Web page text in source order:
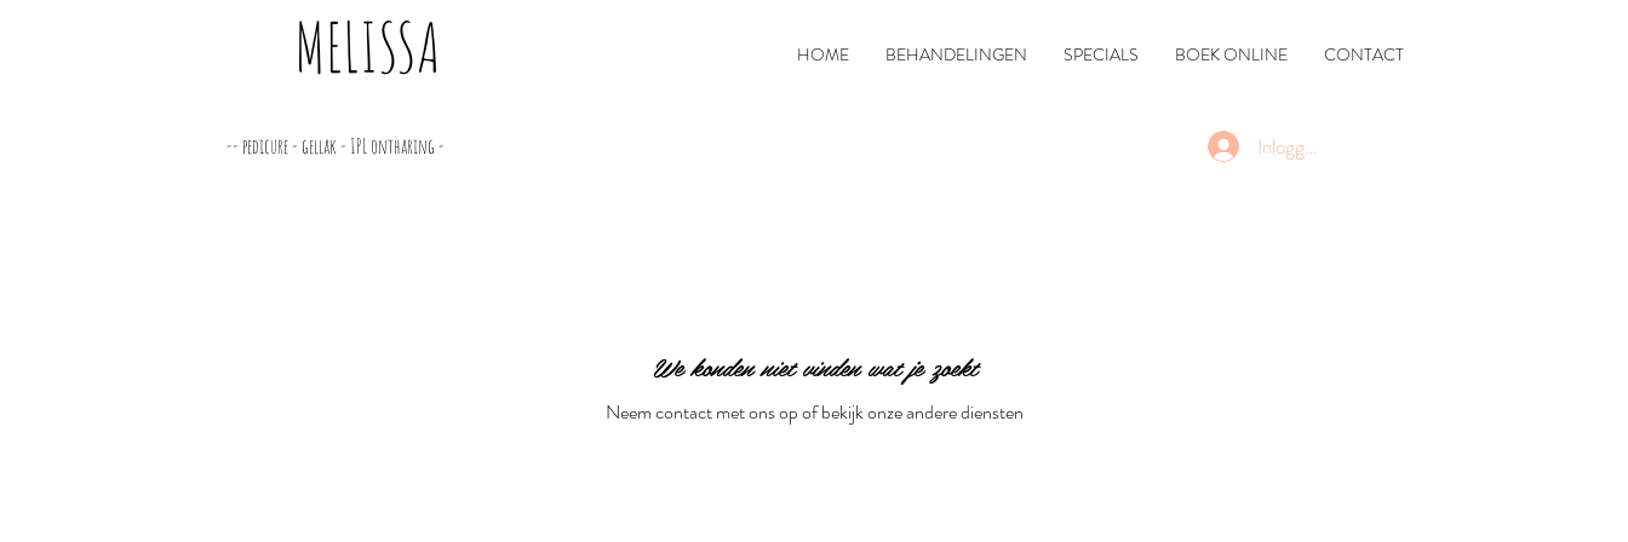
HOME BEHANDELINGEN SPECIALS BOEK ONLINE CONTACT
MELISSA
-- pedicure - gellak - IPL ontharing - Inloggen
We konden niet vinden wat je zoekt
Neem contact met ons op of bekijk onze andere diensten